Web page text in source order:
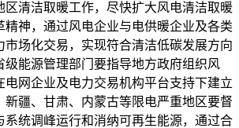
区清洁取暖工作，尽快扩大风电清洁取暖
精神，通过风电企业与电供暖企业及各类
市场化交易，实现符合清洁低碳发展方向
级能源管理部门要指导地方政府组织风
电网企业及电力交易机构平台支持下建立
新疆、甘肃、内蒙古等限电严重地区要督
系统调峰运行和消纳可再生能源，通过合